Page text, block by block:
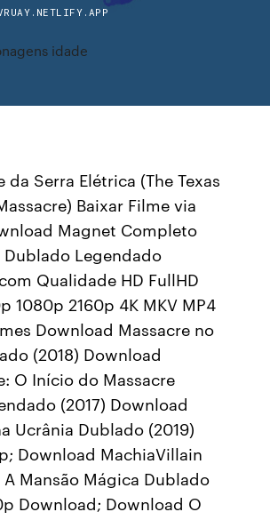
idade
da Serra Elétrica (The Texas
Baixar Filme via
Magnet Completo
Dublado Legendado
Qualidade HD FullHD
1080p 2160p 4K MKV MP4
Download Massacre no
(2018) Download
O Início do Massacre
(2017) Download
Ucrânia Dublado (2019)
Download MachiaVillain
A Mansão Mágica Dublado
Download; Download O